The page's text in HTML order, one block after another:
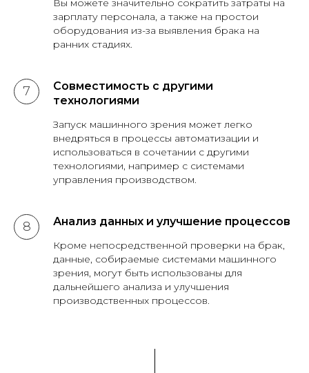
зарплату персонала, а также на простои
оборудования из-за выявления брака на
ранних стадиях.
Совместимость с другими
технологиями
Запуск машинного зрения может легко
внедряться в процессы автоматизации и
использоваться в сочетании с другими
технологиями, например с системами
управления производством.
Анализ данных и улучшение процессов
Кроме непосредственной проверки на брак,
данные, собираемые системами машинного
зрения, могут быть использованы для
дальнейшего анализа и улучшения
производственных процессов.